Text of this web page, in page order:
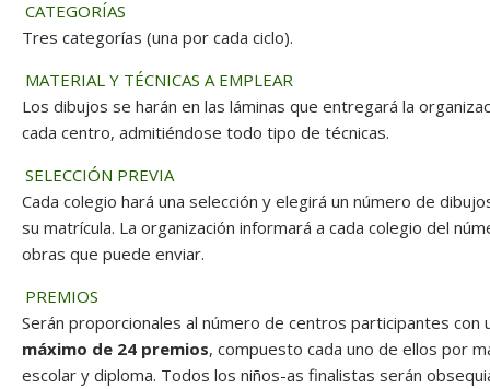
CATEGORÍAS
Tres categorías (una por cada ciclo).
MATERIAL Y TÉCNICAS A EMPLEAR
Los dibujos se harán en las láminas que entregará la
cada centro, admitiéndose todo tipo de técnicas.
SELECCIÓN PREVIA
Cada colegio hará una selección y elegirá un número de
su matrícula. La organización informará a cada colegio del
obras que puede enviar.
PREMIOS
Serán proporcionales al número de centros participantes con
máximo de 24 premios, compuesto cada uno de ellos por
escolar y diploma. Todos los niños-as finalistas serán